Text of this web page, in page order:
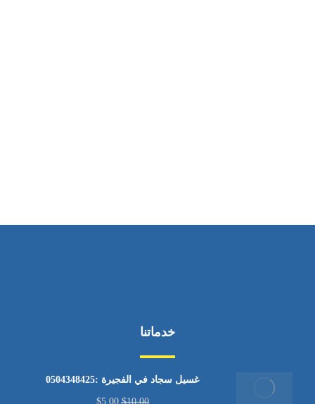
خدماتنا
غسيل سجاد في الفجيرة :0504348425
$10.00
$5.00